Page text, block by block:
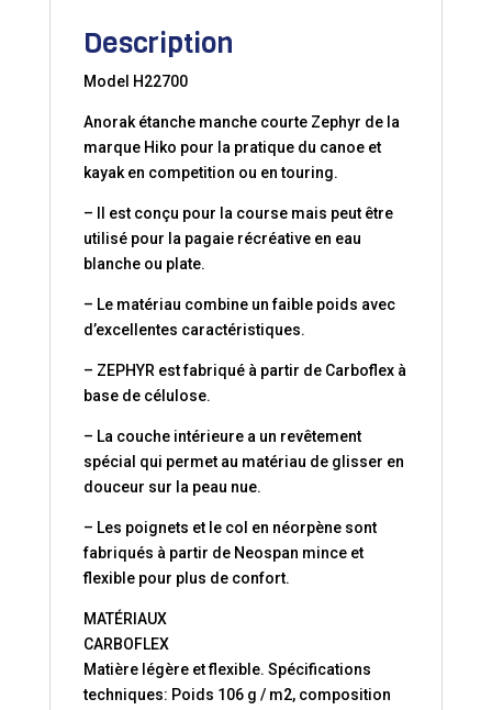
Description
Model H22700
Anorak étanche manche courte Zephyr de la
marque Hiko pour la pratique du canoe et
kayak en competition ou en touring.
– Il est conçu pour la course mais peut être
utilisé pour la pagaie récréative en eau
blanche ou plate.
– Le matériau combine un faible poids avec
d’excellentes caractéristiques.
– ZEPHYR est fabriqué à partir de Carboflex à
base de célulose.
– La couche intérieure a un revêtement
spécial qui permet au matériau de glisser en
douceur sur la peau nue.
– Les poignets et le col en néorpène sont
fabriqués à partir de Neospan mince et
flexible pour plus de confort.
MATÉRIAUX
CARBOFLEX
Matière légère et flexible. Spécifications
techniques: Poids 106 g / m2, composition